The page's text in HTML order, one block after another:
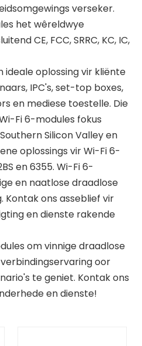
verseker.
het wêreldwye
CE, FCC, SRRC, KC, IC,
ideale oplossing vir kliënte
IPC's, set-top boxes,
en mediese toestelle. Die
Fi 6-modules fokus
Silicon Valley en
oplossings vir Wi-Fi 6-
en 6355. Wi-Fi 6-
en naatlose draadlose
Kontak ons ​​asseblief vir
en dienste rakende
om vinnige draadlose
oor
te geniet. Kontak ons
en dienste!